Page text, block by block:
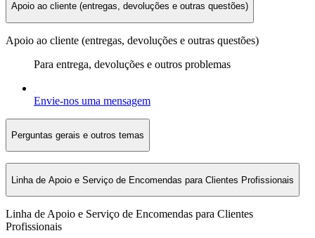
Apoio ao cliente (entregas, devoluções e outras questões)
Apoio ao cliente (entregas, devoluções e outras questões)
Para entrega, devoluções e outros problemas
Envie-nos uma mensagem
Perguntas gerais e outros temas
Linha de Apoio e Serviço de Encomendas para Clientes Profissionais
Linha de Apoio e Serviço de Encomendas para Clientes
Profissionais